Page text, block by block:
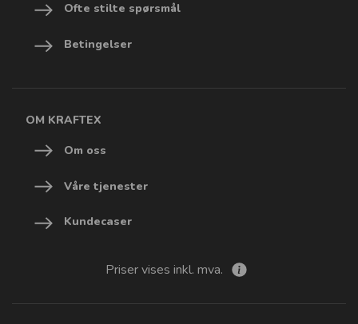
Ofte stilte spørsmål
Betingelser
OM KRAFTEX
Om oss
Våre tjenester
Kundecaser
Priser vises inkl. mva.